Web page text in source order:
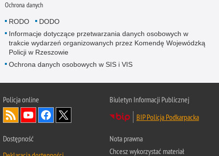
Ochrona danych
RODO
DODO
Informacje dotyczące przetwarzania danych osobowych w
trakcie wydarzeń organizowanych przez Komendę Wojewódzką
Policji w Rzeszowie
Ochrona danych osobowych w SIS i VIS
Policja online
Biuletyn Informacji Publicznej
BIP Policja Podkarpacka
Dostępność
Nota prawna
Chcesz wykorzystać materiał